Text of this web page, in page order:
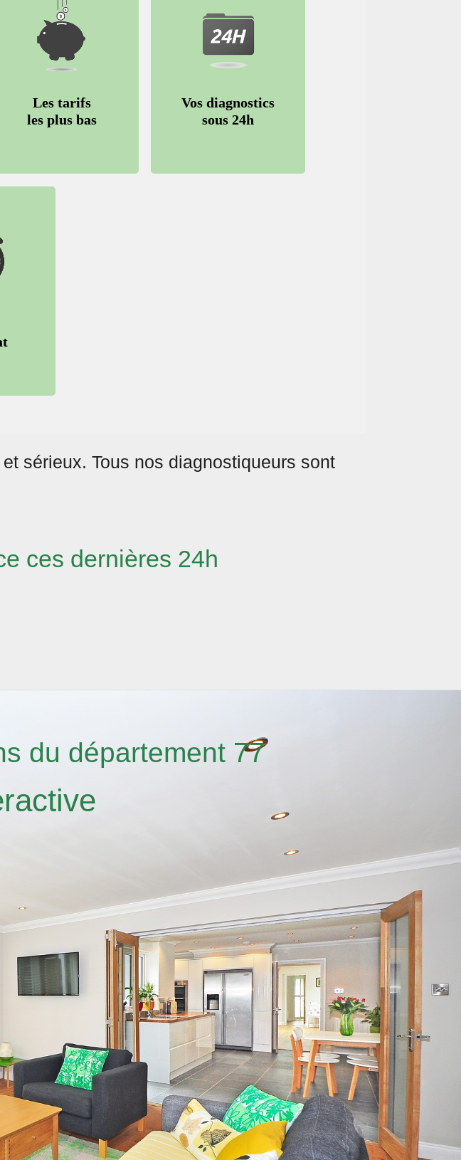
Les tarifs
les plus bas
Vos diagnostics
sous 24h
et sérieux. Tous nos diagnostiqueurs sont
ces dernières 24h
du département 77